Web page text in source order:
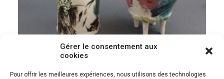
Gérer le consentement aux
cookies
Pour offrir les meilleures expériences, nous utilisons des technologies